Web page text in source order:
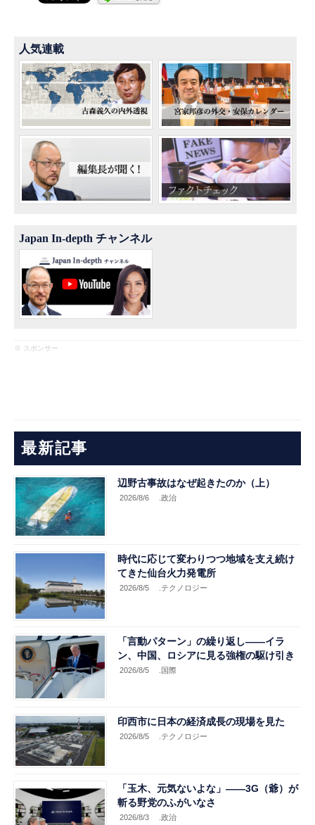
人気連載
Japan In-depth チャンネル
※ スポンサー
最新記事
辺野古事故はなぜ起きたのか（上）
2026/8/6 .政治
時代に応じて変わりつつ地域を支え続け
てきた仙台火力発電所
2026/8/5 .テクノロジー
「言動パターン」の繰り返し――イラ
ン、中国、ロシアに見る強権の駆け引き
2026/8/5 .国際
印西市に日本の経済成長の現場を見た
2026/8/5 .テクノロジー
「玉木、元気ないよな」――3G（爺）が
斬る野党のふがいなさ
2026/8/3 .政治